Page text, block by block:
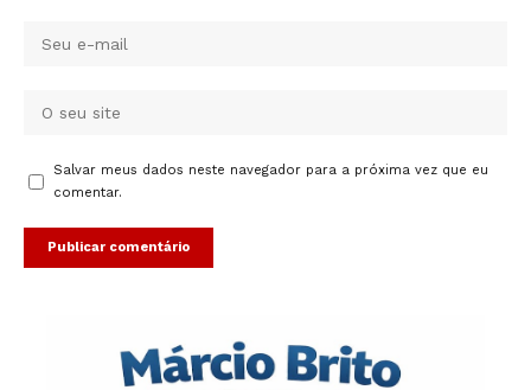
Salvar meus dados neste navegador para a próxima vez que eu
comentar.